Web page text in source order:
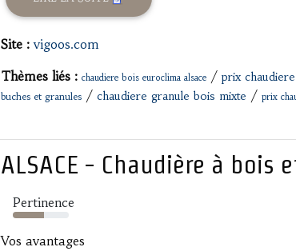
Site :vigoos.com
Thèmes liés : chaudiere bois euroclima alsace / prix
buches et granules / chaudiere granule bois mixte / prix
ALSACE - Chaudière à bois
Pertinence
55%
Vos avantages